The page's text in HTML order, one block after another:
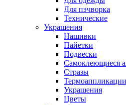
Для пэчворка
Технические
Украшения
Нашивки
Пайетки
Подвески
Самоклеющиеся
Стразы
Термоаппликации
Украшения
Цветы